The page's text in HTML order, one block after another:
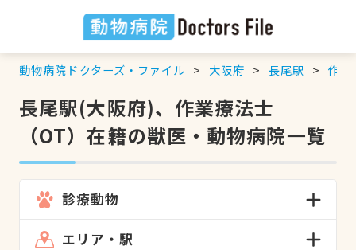
動物病院ドクターズ・ファイル 大阪府 長尾駅 作業
長尾駅(大阪府)、作業療法士
（OT）在籍の獣医・動物病院一覧
診療動物
エリア・駅